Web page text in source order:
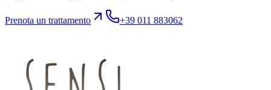
Prenota un trattamento +39 011 883062